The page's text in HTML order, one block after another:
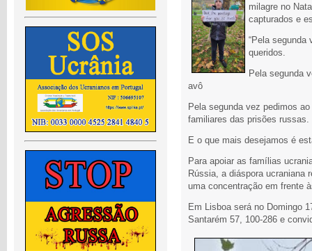
milagre no
capturados e
“Pela
queridos.
Pela segunda
avô
Pela segunda vez pedimos
familiares das prisões russas.
E o que mais desejamos é
Para apoiar as famílias
Rússia, a diáspora ucraniana
uma concentração em frente
Em Lisboa será no Domingo
Santarém 57, 100-286 e